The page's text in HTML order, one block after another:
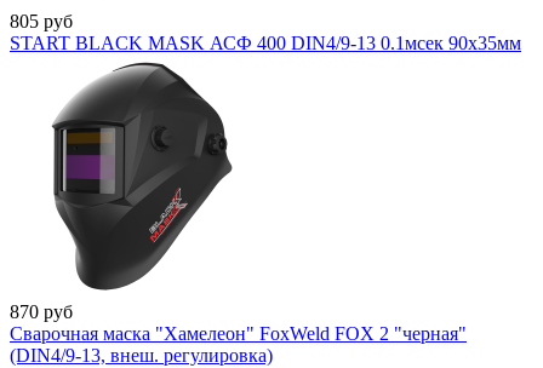
805 руб
START BLACK MASK АСФ 400 DIN4/9-13 0.1мсек 90х35мм
870 руб
Сварочная маска "Хамелеон" FoxWeld FOX 2 "черная"
(DIN4/9-13, внеш. регулировка)